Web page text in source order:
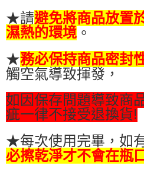
★請避免將商品放置
濕熱的環境 。
★務必保持商品密封
觸空氣導致揮發，
如因保存問題導致商
疵一律不接受退換貨!
★每次使用完畢，如
必擦乾淨才不會在瓶